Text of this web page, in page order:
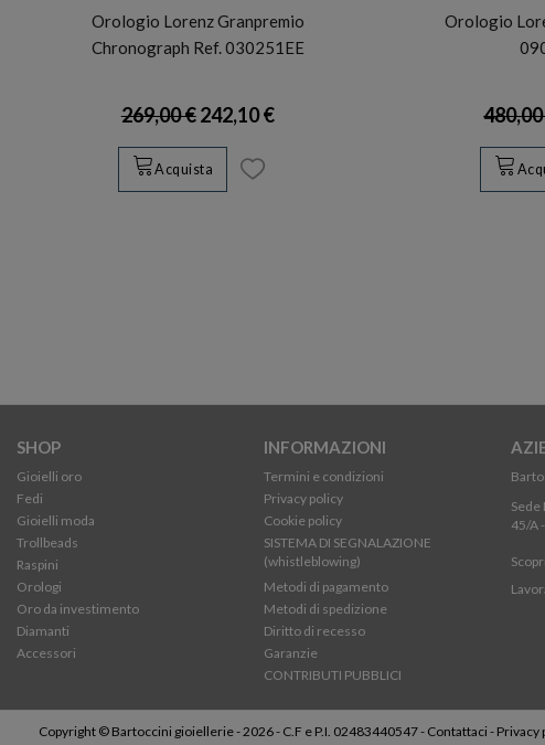
Orologio Lorenz Granpremio
Chronograph Ref. 030251EE
269,00 €242,10 €
Acquista
Orologio
SHOP
Gioielli oro
Fedi
Gioielli moda
Trollbeads
Raspini
Orologi
Oro da investimento
Diamanti
Accessori
INFORMAZIONI
Termini e condizioni
Privacy policy
Cookie policy
SISTEMA DI SEGNALAZIONE
(whistleblowing)
Metodi di pagamento
Metodi di spedizione
Diritto di recesso
Garanzie
CONTRIBUTI PUBBLICI
Sede
45/A
Copyright © Bartoccini gioiellerie - 2026 - C.F e P.I. 02483440547 - Contattaci - Privacy